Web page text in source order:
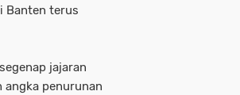
Banten terus
jajaran
angka penurunan